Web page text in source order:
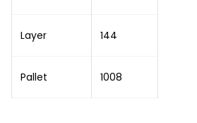
Layer 144
Pallet 1008